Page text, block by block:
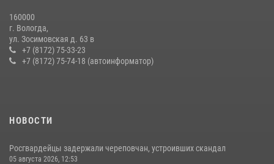
21 единицу оружия изъяли за минувшую неделю сотрудники
Росгвардии в Вологодской области
20 июля 2026, 10:47
160000
г. Вологда,
ул. Зосимовская д. 63 в
+7 (8172) 75-33-23
+7 (8172) 75-74-18 (автоинформатор)
НОВОСТИ
Росгвардейцы задержали череповчан, устроивших скандал
05 августа 2026, 12:53